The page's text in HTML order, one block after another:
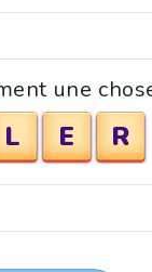
une
L E R